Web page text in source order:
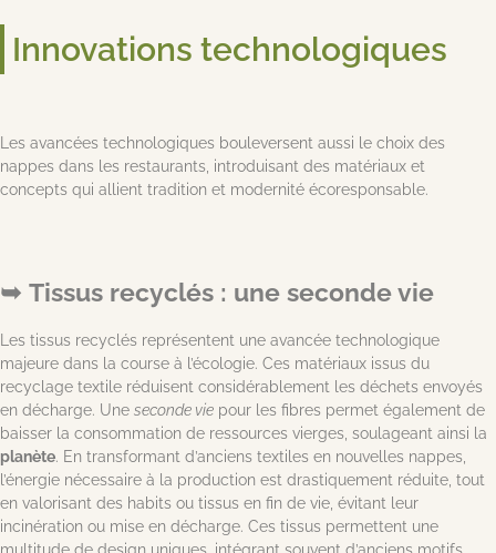
Innovations technologiques
Les avancées technologiques bouleversent aussi le choix des
nappes dans les restaurants, introduisant des matériaux et
concepts qui allient tradition et modernité écoresponsable.
Tissus recyclés : une seconde vie
Les tissus recyclés représentent une avancée technologique
majeure dans la course à l’écologie. Ces matériaux issus du
recyclage textile réduisent considérablement les déchets envoyés
en décharge. Une seconde vie pour les fibres permet également de
baisser la consommation de ressources vierges, soulageant ainsi la
planète. En transformant d’anciens textiles en nouvelles nappes,
l’énergie nécessaire à la production est drastiquement réduite, tout
en valorisant des habits ou tissus en fin de vie, évitant leur
incinération ou mise en décharge. Ces tissus permettent une